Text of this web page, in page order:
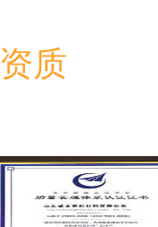
资质